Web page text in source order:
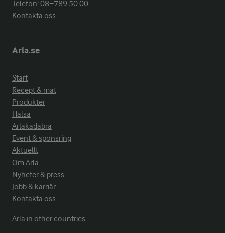
Telefon:08−789 50 00
Kontakta oss
Arla.se
Start
Recept & mat
Produkter
Hälsa
Arlakadabra
Event & sponsring
Aktuellt
Om Arla
Nyheter & press
Jobb & karriär
Kontakta oss
Arla in other countries